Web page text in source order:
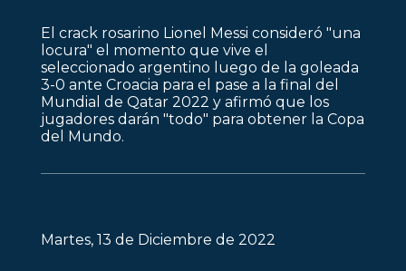
El crack rosarino Lionel Messi consideró "una
locura" el momento que vive el
seleccionado argentino luego de la goleada
3-0 ante Croacia para el pase a la final del
Mundial de Qatar 2022 y afirmó que los
jugadores darán "todo" para obtener la Copa
del Mundo.
Martes, 13 de Diciembre de 2022